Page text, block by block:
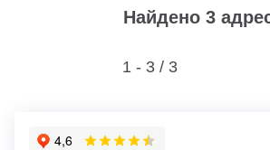
Найдено 3
1 - 3 / 3